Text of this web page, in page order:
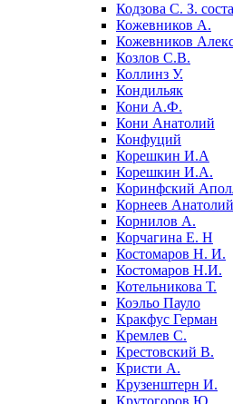
Кодзова С. З.
Кожевников А.
Кожевников
Козлов С.В.
Коллинз У.
Кондильяк
Кони А.Ф.
Кони Анатолий
Конфуций
Корешкин И.А
Корешкин И.А.
Коринфский
Корнеев Анатолий
Корнилов А.
Корчагина Е. Н
Костомаров Н. И.
Костомаров Н.И.
Котельникова Т.
Коэльо Пауло
Кракфус Герман
Кремлев С.
Крестовский В.
Кристи А.
Крузенштерн И.
Крутогоров Ю.